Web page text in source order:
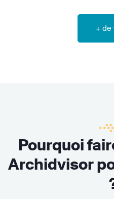
+ de
Pourquoi
Archidvisor